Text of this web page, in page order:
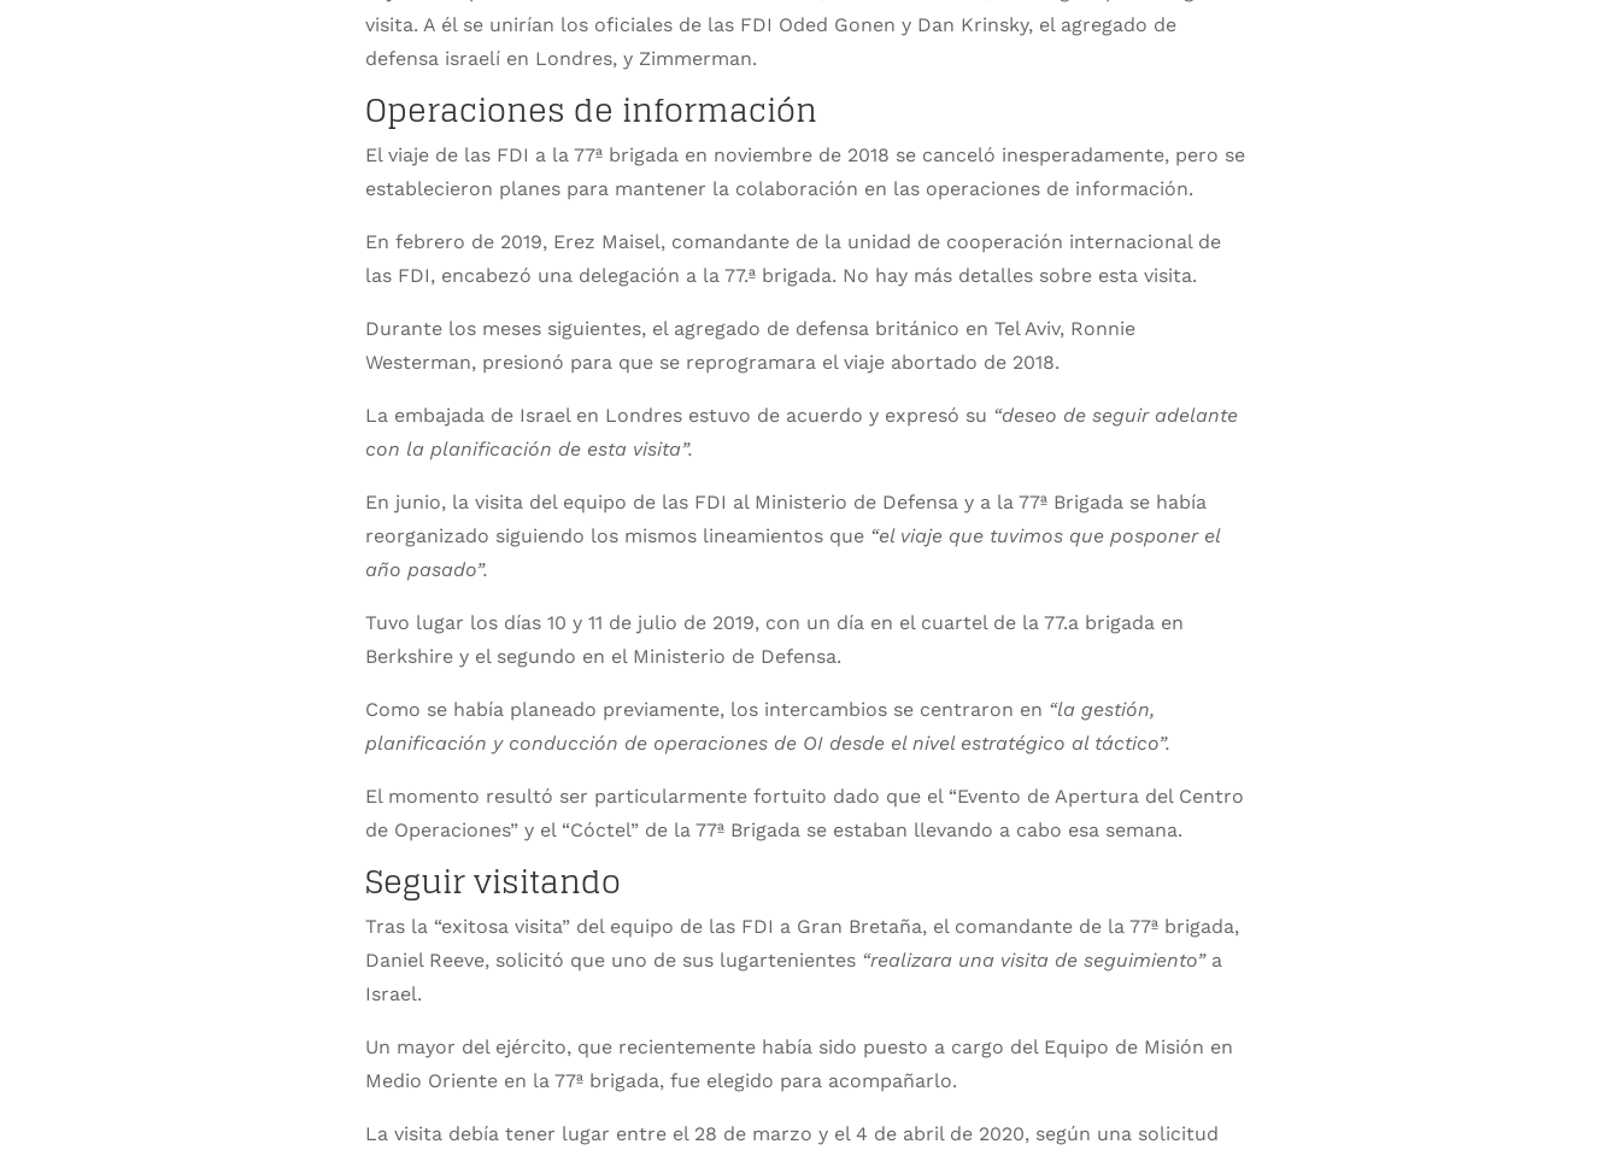
visita. A él se unirían los oficiales de las FDI Oded Gonen y Dan Krinsky, el agregado de
defensa israelí en Londres, y Zimmerman.
Operaciones de información
El viaje de las FDI a la 77ª brigada en noviembre de 2018 se canceló inesperadamente, pero se
establecieron planes para mantener la colaboración en las operaciones de información.
En febrero de 2019, Erez Maisel, comandante de la unidad de cooperación internacional de
las FDI, encabezó una delegación a la 77.ª brigada. No hay más detalles sobre esta visita.
Durante los meses siguientes, el agregado de defensa británico en Tel Aviv, Ronnie
Westerman, presionó para que se reprogramara el viaje abortado de 2018.
La embajada de Israel en Londres estuvo de acuerdo y expresó su “deseo de seguir adelante
con la planificación de esta visita”.
En junio, la visita del equipo de las FDI al Ministerio de Defensa y a la 77ª Brigada se había
reorganizado siguiendo los mismos lineamientos que “el viaje que tuvimos que posponer el
año pasado”.
Tuvo lugar los días 10 y 11 de julio de 2019, con un día en el cuartel de la 77.a brigada en
Berkshire y el segundo en el Ministerio de Defensa.
Como se había planeado previamente, los intercambios se centraron en “la gestión,
planificación y conducción de operaciones de OI desde el nivel estratégico al táctico”.
El momento resultó ser particularmente fortuito dado que el “Evento de Apertura del Centro
de Operaciones” y el “Cóctel” de la 77ª Brigada se estaban llevando a cabo esa semana.
Seguir visitando
Tras la “exitosa visita” del equipo de las FDI a Gran Bretaña, el comandante de la 77ª brigada,
Daniel Reeve, solicitó que uno de sus lugartenientes “realizara una visita de seguimiento”a
Israel.
Un mayor del ejército, que recientemente había sido puesto a cargo del Equipo de Misión en
Medio Oriente en la 77ª brigada, fue elegido para acompañarlo.
La visita debía tener lugar entre el 28 de marzo y el 4 de abril de 2020, según una solicitud